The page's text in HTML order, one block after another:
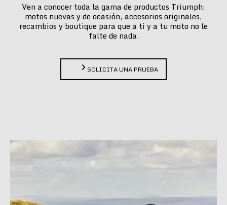
Ven a conocer toda la gama de productos Triumph:
motos nuevas y de ocasión, accesorios originales,
recambios y boutique para que a ti y a tu moto no le
falte de nada.
SOLICITA UNA PRUEBA